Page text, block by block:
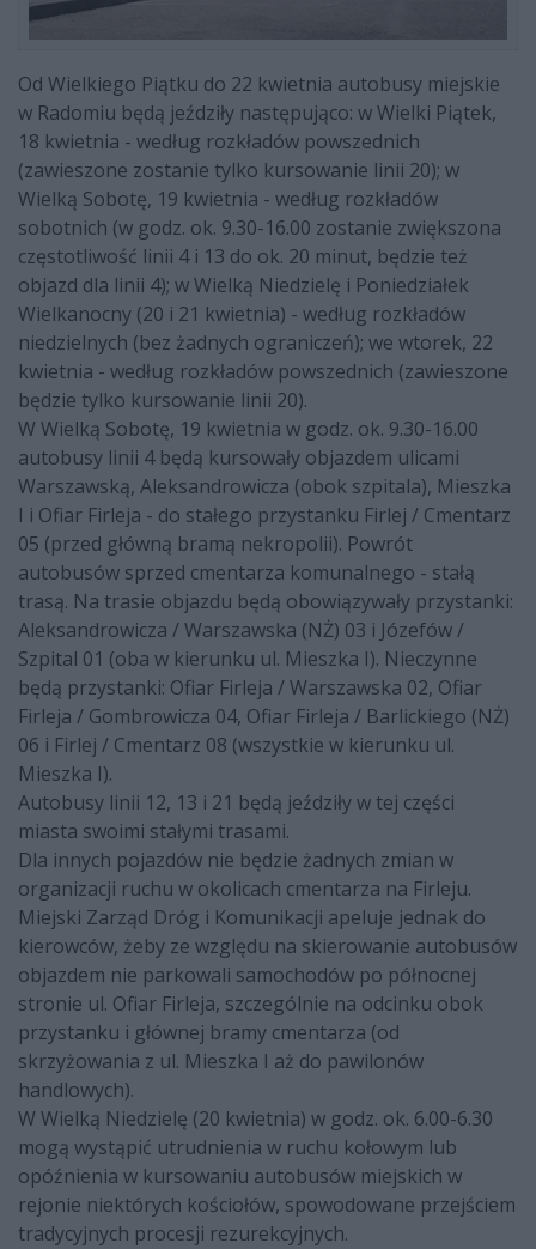
Od Wielkiego Piątku do 22 kwietnia autobusy miejskie
w Radomiu będą jeździły następująco: w Wielki Piątek,
18 kwietnia - według rozkładów powszednich
(zawieszone zostanie tylko kursowanie linii 20); w
Wielką Sobotę, 19 kwietnia - według rozkładów
sobotnich (w godz. ok. 9.30-16.00 zostanie zwiększona
częstotliwość linii 4 i 13 do ok. 20 minut, będzie też
objazd dla linii 4); w Wielką Niedzielę i Poniedziałek
Wielkanocny (20 i 21 kwietnia) - według rozkładów
niedzielnych (bez żadnych ograniczeń); we wtorek, 22
kwietnia - według rozkładów powszednich (zawieszone
będzie tylko kursowanie linii 20).
W Wielką Sobotę, 19 kwietnia w godz. ok. 9.30-16.00
autobusy linii 4 będą kursowały objazdem ulicami
Warszawską, Aleksandrowicza (obok szpitala), Mieszka
I i Ofiar Firleja - do stałego przystanku Firlej / Cmentarz
05 (przed główną bramą nekropolii). Powrót
autobusów sprzed cmentarza komunalnego - stałą
trasą. Na trasie objazdu będą obowiązywały przystanki:
Aleksandrowicza / Warszawska (NŻ) 03 i Józefów /
Szpital 01 (oba w kierunku ul. Mieszka I). Nieczynne
będą przystanki: Ofiar Firleja / Warszawska 02, Ofiar
Firleja / Gombrowicza 04, Ofiar Firleja / Barlickiego (NŻ)
06 i Firlej / Cmentarz 08 (wszystkie w kierunku ul.
Mieszka I).
Autobusy linii 12, 13 i 21 będą jeździły w tej części
miasta swoimi stałymi trasami.
Dla innych pojazdów nie będzie żadnych zmian w
organizacji ruchu w okolicach cmentarza na Firleju.
Miejski Zarząd Dróg i Komunikacji apeluje jednak do
kierowców, żeby ze względu na skierowanie autobusów
objazdem nie parkowali samochodów po północnej
stronie ul. Ofiar Firleja, szczególnie na odcinku obok
przystanku i głównej bramy cmentarza (od
skrzyżowania z ul. Mieszka I aż do pawilonów
handlowych).
W Wielką Niedzielę (20 kwietnia) w godz. ok. 6.00-6.30
mogą wystąpić utrudnienia w ruchu kołowym lub
opóźnienia w kursowaniu autobusów miejskich w
rejonie niektórych kościołów, spowodowane przejściem
tradycyjnych procesji rezurekcyjnych.